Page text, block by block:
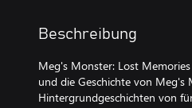
Beschreibung
Meg's Monster: Lost
und die Geschichte von Meg's
Hintergrundgeschichten von